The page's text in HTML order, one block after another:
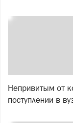
Непривитым от
поступлении в